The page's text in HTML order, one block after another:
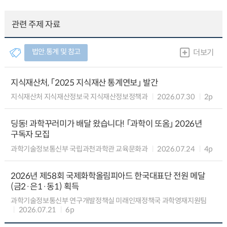
관련 주제 자료
법안.통계 및 참고 더보기
지식재산처, 「2025 지식재산 통계연보」 발간
지식재산처 지식재산정보국 지식재산정보정책과 2026.07.30 2p
딩동! 과학꾸러미가 배달 왔습니다! 「과학이 또옴」 2026년
구독자 모집
과학기술정보통신부 국립과천과학관 교육문화과 2026.07.24 4p
2026년 제58회 국제화학올림피아드 한국대표단 전원 메달
(금2·은1·동1) 획득
과학기술정보통신부 연구개발정책실 미래인재정책국 과학영재지원팀
2026.07.21
6p